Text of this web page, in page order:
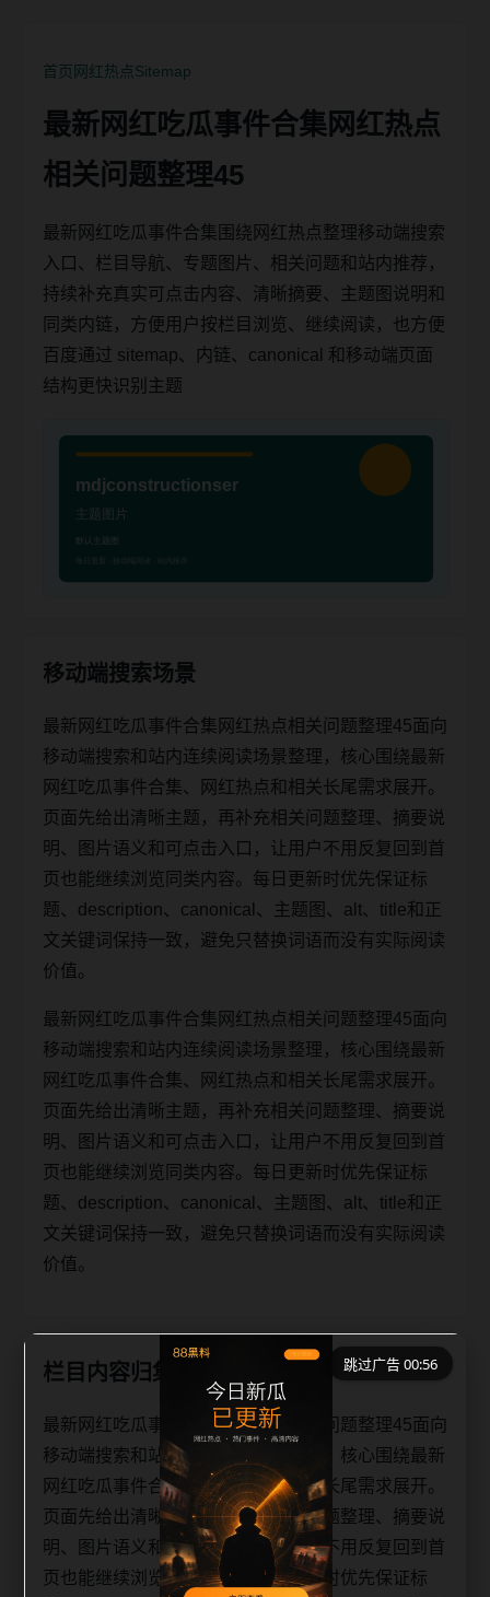
首页网红热点Sitemap
最新网红吃瓜事件合集网红热点
相关问题整理45
最新网红吃瓜事件合集围绕网红热点整理移动端搜索
入口、栏目导航、专题图片、相关问题和站内推荐，
持续补充真实可点击内容、清晰摘要、主题图说明和
同类内链，方便用户按栏目浏览、继续阅读，也方便
百度通过 sitemap、内链、canonical 和移动端页面
结构更快识别主题
移动端搜索场景
最新网红吃瓜事件合集网红热点相关问题整理45面向
移动端搜索和站内连续阅读场景整理，核心围绕最新
网红吃瓜事件合集、网红热点和相关长尾需求展开。
页面先给出清晰主题，再补充相关问题整理、摘要说
明、图片语义和可点击入口，让用户不用反复回到首
页也能继续浏览同类内容。每日更新时优先保证标
题、description、canonical、主题图、alt、title和正
文关键词保持一致，避免只替换词语而没有实际阅读
价值。
最新网红吃瓜事件合集网红热点相关问题整理45面向
移动端搜索和站内连续阅读场景整理，核心围绕最新
网红吃瓜事件合集、网红热点和相关长尾需求展开。
页面先给出清晰主题，再补充相关问题整理、摘要说
明、图片语义和可点击入口，让用户不用反复回到首
页也能继续浏览同类内容。每日更新时优先保证标
题、description、canonical、主题图、alt、title和正
文关键词保持一致，避免只替换词语而没有实际阅读
价值。
栏目内容归集
最新网红吃瓜事件合集网红热点相关问题整理45面向
移动端搜索和站内连续阅读场景整理，核心围绕最新
网红吃瓜事件合集、网红热点和相关长尾需求展开。
页面先给出清晰主题，再补充相关问题整理、摘要说
明、图片语义和可点击入口，让用户不用反复回到首
页也能继续浏览同类内容。每日更新时优先保证标
跳过广告 00:56